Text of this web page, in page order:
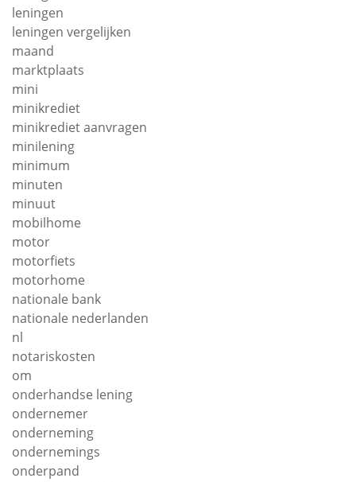
leningen
leningen vergelijken
maand
marktplaats
mini
minikrediet
minikrediet aanvragen
minilening
minimum
minuten
minuut
mobilhome
motor
motorfiets
motorhome
nationale bank
nationale nederlanden
nl
notariskosten
om
onderhandse lening
ondernemer
onderneming
ondernemings
onderpand